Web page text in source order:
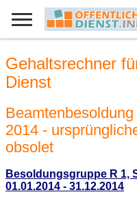
Gehaltsrechner
Dienst
2014 -
obsolet
Besoldungsgruppe R 1,
01.01.2014 - 31.12.2014